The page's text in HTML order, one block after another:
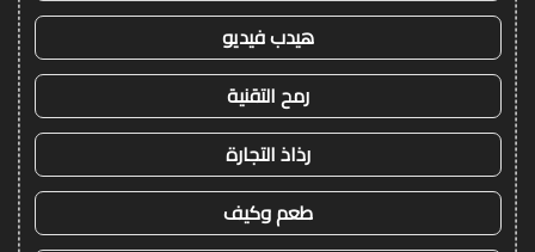
هيدب فيديو
رمح التقنية
رذاذ التجارة
طعم وكيف